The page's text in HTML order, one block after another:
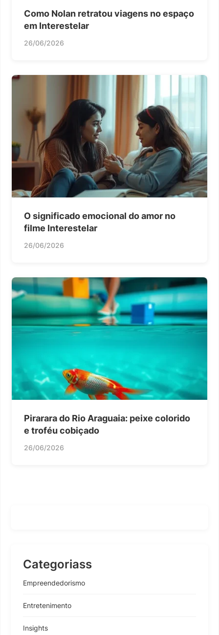
Como Nolan retratou viagens no espaço
em Interestelar
26/06/2026
O significado emocional do amor no
filme Interestelar
26/06/2026
Pirarara do Rio Araguaia: peixe colorido
e troféu cobiçado
26/06/2026
Categoriass
Empreendedorismo
Entretenimento
Insights